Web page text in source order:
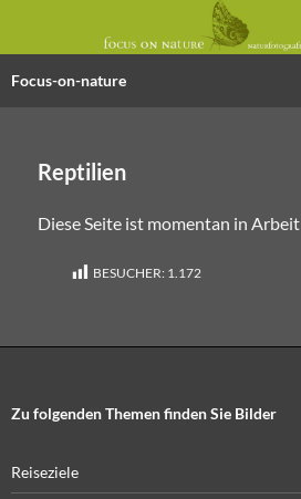
Focus-on-nature
Reptilien
Diese Seite ist momentan in Arbeit
BESUCHER: 1.172
Zu folgenden Themen finden Sie Bilder
Reiseziele